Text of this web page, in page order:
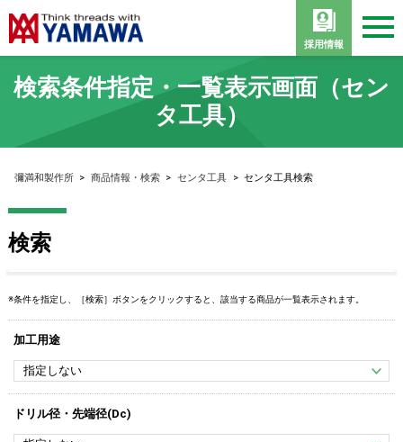
採用情報
検索条件指定・一覧表示画面（セン
タ工具）
彌満和製作所 > 商品情報・検索 > センタ工具 > センタ工具検索
検索
※条件を指定し、［検索］ボタンをクリックすると、該当する商品が一覧表示されます。
加工用途
ドリル径・先端径(Dc)